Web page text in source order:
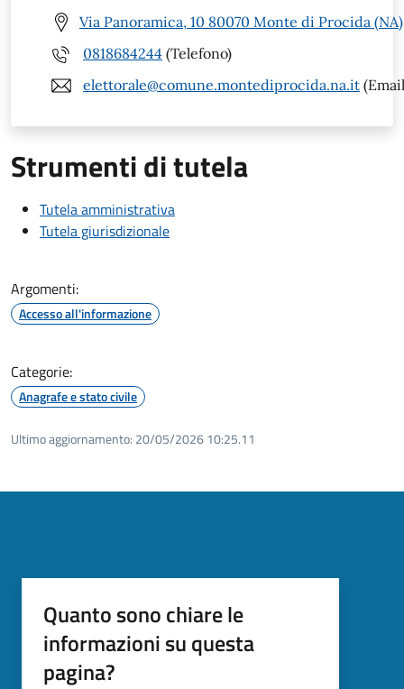
Via Panoramica, 10 80070 Monte di Procida (NA)
0818684244 (Telefono)
elettorale@comune.montediprocida.na.it
Strumenti di tutela
Tutela amministrativa
Tutela giurisdizionale
Argomenti:
Accesso all'informazione
Categorie:
Anagrafe e stato civile
Ultimo aggiornamento: 20/05/2026 10:25.11
Quanto sono chiare le
informazioni su questa
pagina?